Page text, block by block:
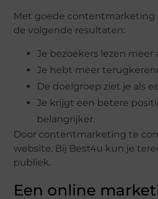
Met goede contentmarketing
de volgende resultaten:
Je bezoekers lezen
Je hebt meer
De doelgroep ziet je als
Je krijgt een betere
belangrijker.
Door contentmarketing te
website. Bij Best4u kun je
publiek.
Een online